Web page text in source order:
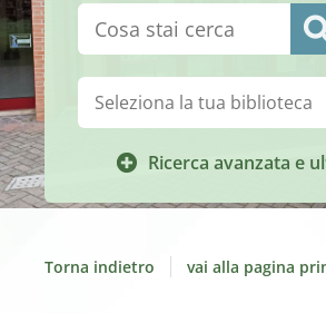
Cerca su "Catalogo"
Ricerca avanzata e
Biblioteca:
Torna indietro vai alla pagina